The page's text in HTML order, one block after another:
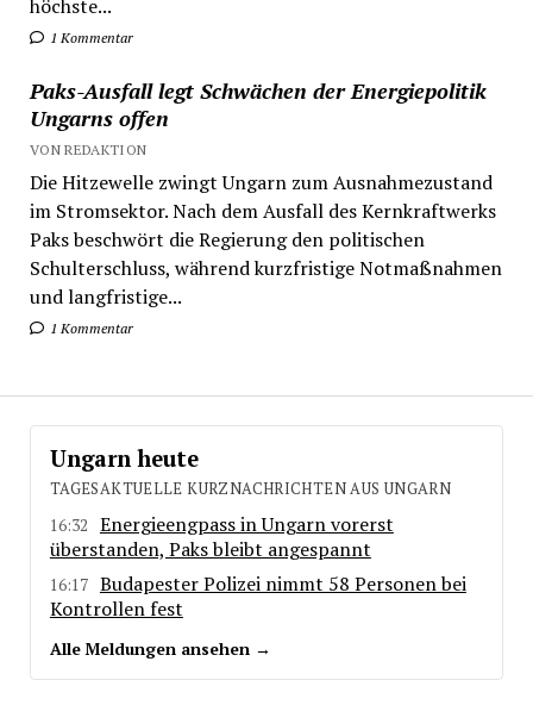
höchste...
1 Kommentar
Paks-Ausfall legt Schwächen der Energiepolitik
Ungarns offen
VON REDAKTION
Die Hitzewelle zwingt Ungarn zum Ausnahmezustand
im Stromsektor. Nach dem Ausfall des Kernkraftwerks
Paks beschwört die Regierung den politischen
Schulterschluss, während kurzfristige Notmaßnahmen
und langfristige...
1 Kommentar
Ungarn heute
TAGESAKTUELLE KURZNACHRICHTEN AUS UNGARN
16:32
Energieengpass in Ungarn vorerst
überstanden, Paks bleibt angespannt
16:17 Budapester Polizei nimmt 58 Personen bei
Kontrollen fest
Alle Meldungen ansehen →